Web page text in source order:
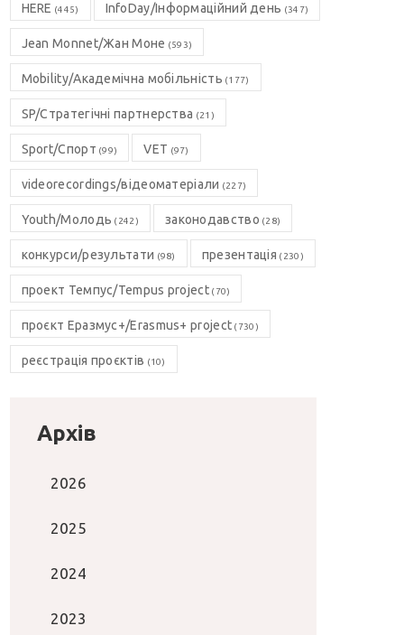
HERE (445) InfoDay/Інформаційний день (347)
Jean Monnet/Жан Моне (593)
Mobility/Академічна мобільність (177)
SP/Стратегічні партнерства (21)
Sport/Спорт (99) VET (97)
videorecordings/відеоматеріали (227)
Youth/Молодь (242) законодавство (28)
конкурси/результати (98) презентація (230)
проект Темпус/Tempus project(70)
проєкт Еразмус+/Erasmus+ project (730)
реєстрація проєктів (10)
Архів
2026
2025
2024
2023